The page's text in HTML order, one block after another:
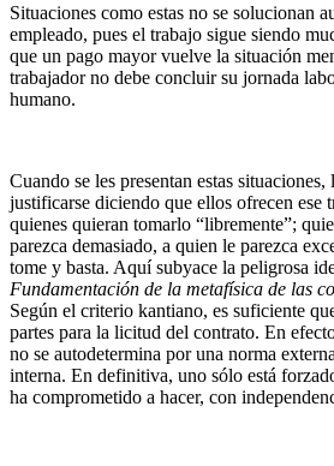
Situaciones como estas no se solucionan
empleado, pues el trabajo sigue siendo
que un pago mayor vuelve la situación
trabajador no debe concluir su jornada
humano.
Cuando se les presentan estas situaciones,
justificarse diciendo que ellos ofrecen ese
quienes quieran tomarlo “libremente”;
parezca demasiado, a quien le parezca
tome y basta. Aquí subyace la peligrosa
Fundamentación de la metafísica de las
Según el criterio kantiano, es suficiente
partes para la licitud del contrato. En
no se autodetermina por una norma
interna. En definitiva, uno sólo está
ha comprometido a hacer, con